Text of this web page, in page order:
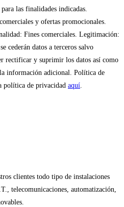
las finalidades indicadas.
y ofertas promocionales.
Fines comerciales. Legitimación:
cederán datos a terceros salvo
rectificar y suprimir los datos así como
información adicional. Política de
política de privacidad aquí.
clientes todo tipo de instalaciones
telecomunicaciones, automatización,